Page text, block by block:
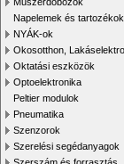
Napelemek és tartozékok
NYÁK-ok
Okosotthon,
Oktatási eszközök
Optoelektronika
Peltier modulok
Pneumatika
Szenzorok
Szerelési segédanyagok